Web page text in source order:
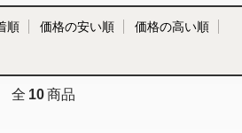
順 価格の安い順
価格の高い順
全 10商品